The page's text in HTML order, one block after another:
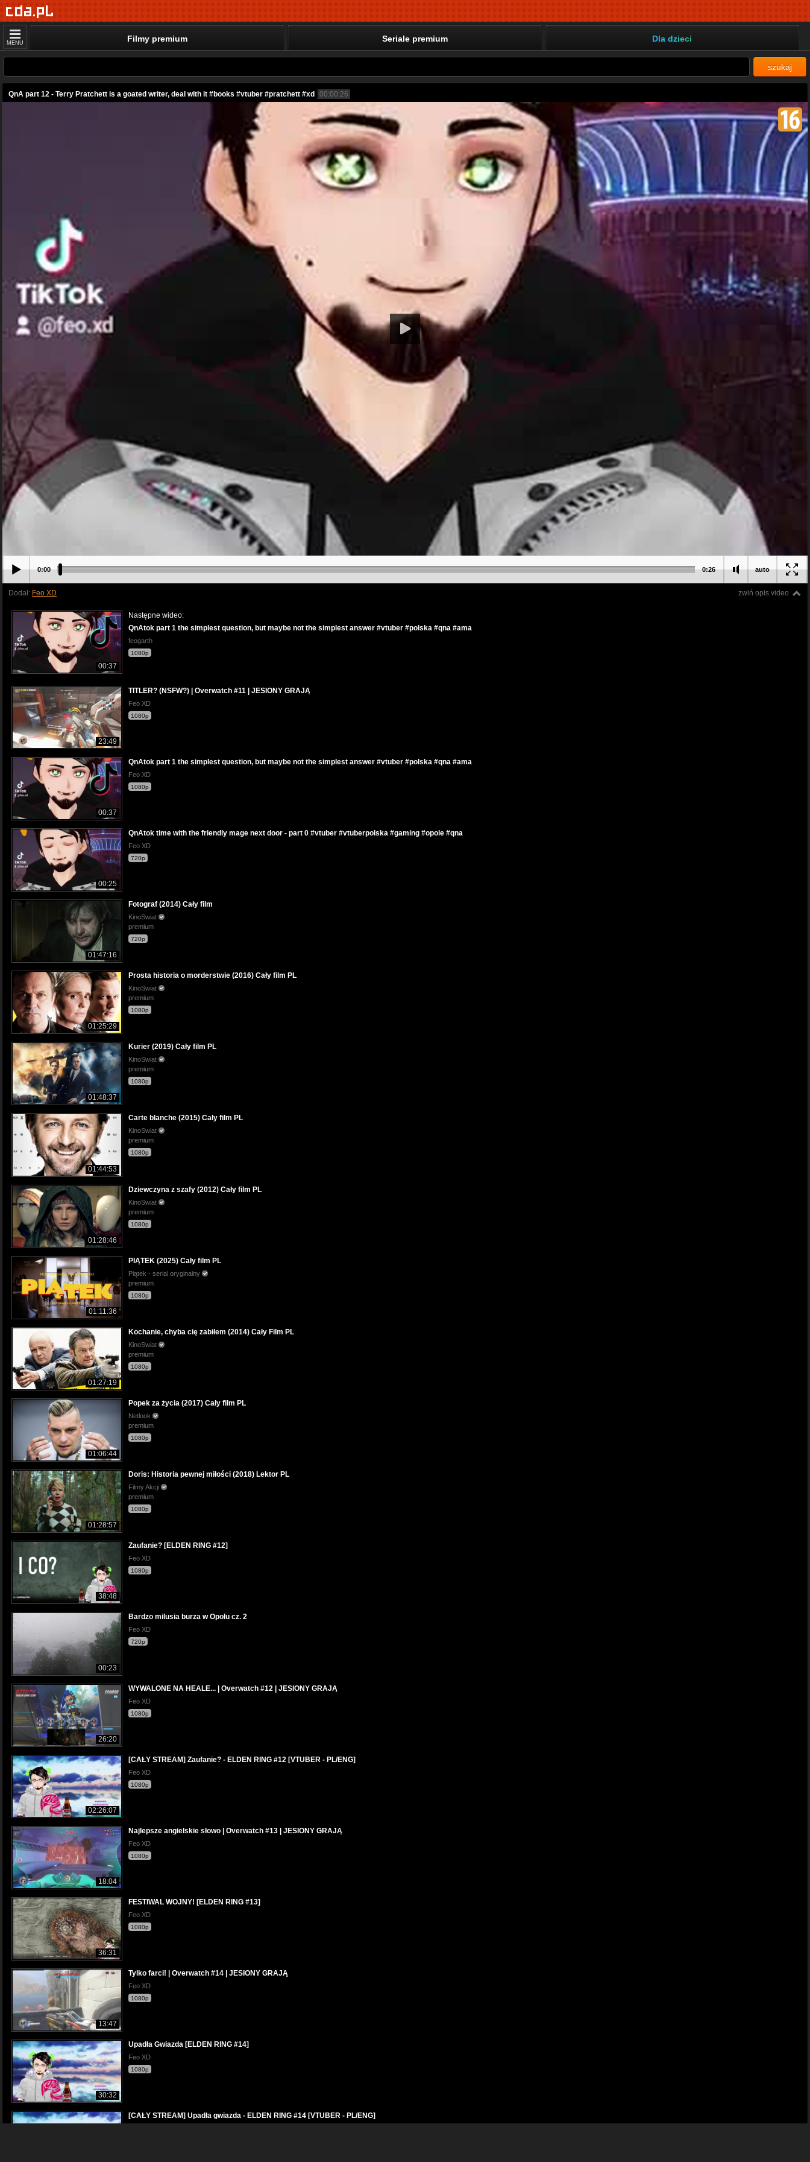
MENU Filmy premium Seriale premium Dla dzieci
szukaj
QnA part 12 - Terry Pratchett is a goated writer, deal with it #books #vtuber #pratchett #xd 00:00:26
auto
0:00 0:26
zwiń opis video
Dodał: Feo XD
00:37
Następne wideo:
QnAtok part 1 the simplest question, but maybe not the simplest answer #vtuber #polska #qna #ama
feogarth
1080p
23:49
TITLER? (NSFW?) | Overwatch #11 | JESIONY GRAJĄ
Feo XD
1080p
00:37
QnAtok part 1 the simplest question, but maybe not the simplest answer #vtuber #polska #qna #ama
Feo XD
1080p
00:25
QnAtok time with the friendly mage next door - part 0 #vtuber #vtuberpolska #gaming #opole #qna
Feo XD
720p
01:47:16
Fotograf (2014) Cały film
KinoSwiat
premium
720p
01:25:29
Prosta historia o morderstwie (2016) Cały film PL
KinoSwiat
premium
1080p
01:48:37
Kurier (2019) Cały film PL
KinoSwiat
premium
1080p
01:44:53
Carte blanche (2015) Cały film PL
KinoSwiat
premium
1080p
01:28:46
Dziewczyna z szafy (2012) Cały film PL
KinoSwiat
premium
1080p
01:11:36
PIĄTEK (2025) Cały film PL
Piątek - serial oryginalny
premium
1080p
01:27:19
Kochanie, chyba cię zabiłem (2014) Cały Film PL
KinoSwiat
premium
1080p
01:06:44
Popek za życia (2017) Cały film PL
Netlook
premium
1080p
01:28:57
Doris: Historia pewnej miłości (2018) Lektor PL
Filmy Akcji
premium
1080p
38:48
Zaufanie? [ELDEN RING #12]
Feo XD
1080p
00:23
Bardzo milusia burza w Opolu cz. 2
Feo XD
720p
26:20
WYWALONE NA HEALE... | Overwatch #12 | JESIONY GRAJĄ
Feo XD
1080p
02:26:07
[CAŁY STREAM] Zaufanie? - ELDEN RING #12 [VTUBER - PL/ENG]
Feo XD
1080p
18:04
Najlepsze angielskie słowo | Overwatch #13 | JESIONY GRAJĄ
Feo XD
1080p
36:31
FESTIWAL WOJNY! [ELDEN RING #13]
Feo XD
1080p
13:47
Tylko farci! | Overwatch #14 | JESIONY GRAJĄ
Feo XD
1080p
30:32
Upadła Gwiazda [ELDEN RING #14]
Feo XD
1080p
[CAŁY STREAM] Upadła gwiazda - ELDEN RING #14 [VTUBER - PL/ENG]